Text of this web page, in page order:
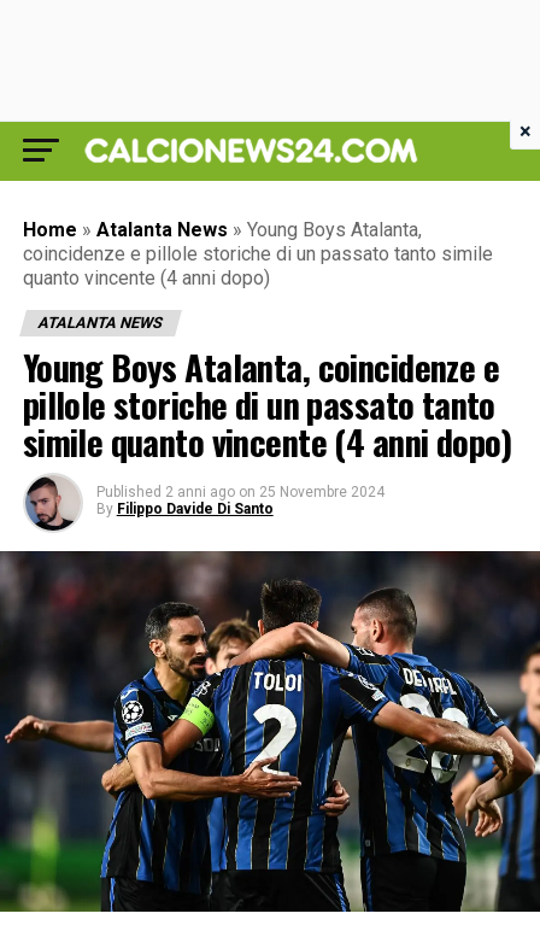
Home » Atalanta News » Young Boys Atalanta,
coincidenze e pillole storiche di un passato tanto simile
quanto vincente (4 anni dopo)
ATALANTA NEWS
Young Boys Atalanta, coincidenze e
pillole storiche di un passato tanto
simile quanto vincente (4 anni dopo)
Published 2 anni ago on 25 Novembre 2024
By Filippo Davide Di Santo
×